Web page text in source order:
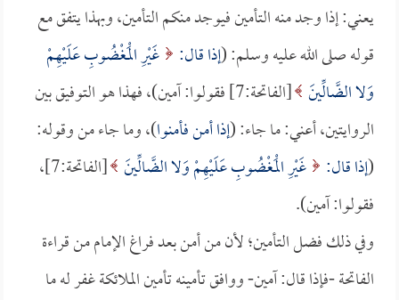
يعني: إذا وجد منه التأمين فيوجد منكم التأمين، وبهذا يتفق مع
قوله صلى الله عليه وسلم: (إذا قال: غَيْرِ الْمَغْضُوبِ عَلَيْهِمْ
وَلا الضَّالِّينَ
[الفاتحة:7] فقولوا: آمين)، فهذا هو التوفيق بين
الروايتين، أعني: ما جاء: (إذا أمن فأمنوا)، وما جاء من وقوله:
(إذا قال: غَيْرِ الْمَغْضُوبِ عَلَيْهِمْ وَلا الضَّالِّينَ
[الفاتحة:7]،
فقولوا: آمين).
وفي ذلك فضل التأمين؛ لأن من أمن بعد فراغ الإمام من قراءة
الفاتحة -فإذا قال: آمين- ووافق تأمينه تأمين الملائكة غفر له ما